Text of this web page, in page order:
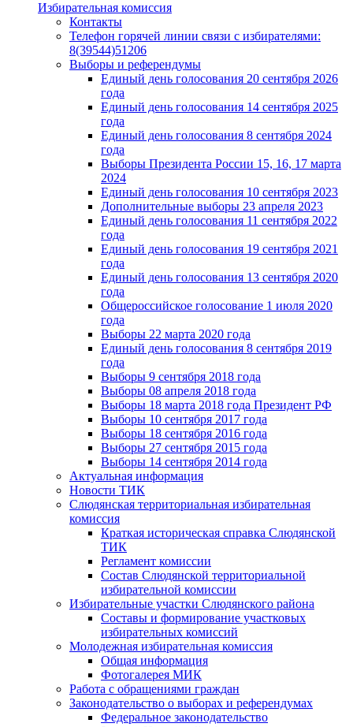
Избирательная комиссия
Контакты
Телефон горячей линии связи с избирателями:
8(39544)51206
Выборы и референдумы
Единый день голосования 20 сентября 2026
года
Единый день голосования 14 сентября 2025
года
Единый день голосования 8 сентября 2024
года
Выборы Президента России 15, 16, 17 марта
2024
Единый день голосования 10 сентября 2023
Дополнительные выборы 23 апреля 2023
Единый день голосования 11 сентября 2022
года
Единый день голосования 19 сентября 2021
года
Единый день голосования 13 сентября 2020
года
Общероссийское голосование 1 июля 2020
года
Выборы 22 марта 2020 года
Единый день голосования 8 сентября 2019
года
Выборы 9 сентября 2018 года
Выборы 08 апреля 2018 года
Выборы 18 марта 2018 года Президент РФ
Выборы 10 сентября 2017 года
Выборы 18 сентября 2016 года
Выборы 27 сентября 2015 года
Выборы 14 сентября 2014 года
Актуальная информация
Новости ТИК
Слюдянская территориальная избирательная
комиссия
Краткая историческая справка Слюдянской
ТИК
Регламент комиссии
Состав Слюдянской территориальной
избирательной комиссии
Избирательные участки Слюдянского района
Составы и формирование участковых
избирательных комиссий
Молодежная избирательная комиссия
Общая информация
Фотогалерея МИК
Работа с обращениями граждан
Законодательство о выборах и референдумах
Федеральное законодательство